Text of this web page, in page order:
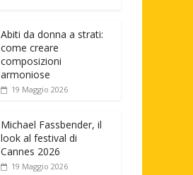
Abiti da donna a strati:
come creare
composizioni
armoniose
19 Maggio 2026
Michael Fassbender, il
look al festival di
Cannes 2026
19 Maggio 2026